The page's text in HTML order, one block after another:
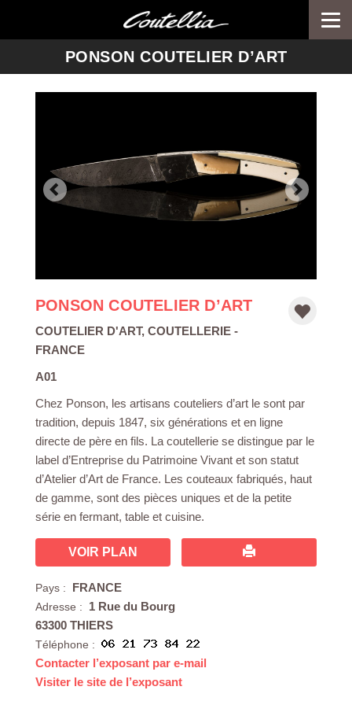
PONSON COUTELIER D’ART
PONSON COUTELIER D’ART
COUTELIER D'ART, COUTELLERIE -
FRANCE
A01
Chez Ponson, les artisans couteliers d’art le sont par
tradition, depuis 1847, six générations et en ligne
directe de père en fils. La coutellerie se distingue par le
label d’Entreprise du Patrimoine Vivant et son statut
d’Atelier d’Art de France. Les couteaux fabriqués, haut
de gamme, sont des pièces uniques et de la petite
série en fermant, table et cuisine.
VOIR PLAN
Pays : FRANCE
Adresse :
1 Rue du Bourg
63300 THIERS
Téléphone :
Contacter l’exposant par e-mail
Visiter le site de l’exposant